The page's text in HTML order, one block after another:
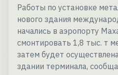
Работы по установке
нового здания
начались в аэропорту
смонтировать 1,8 тыс. т
затем будет
здании терминала,